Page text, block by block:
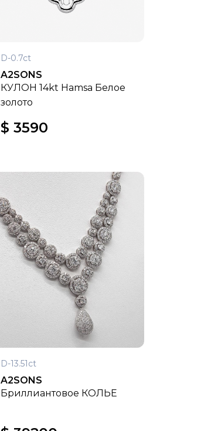
D-0.7ct
A2SONS
КУЛОН 14kt Hamsa Белое
золото
$ 3590
D-13.51ct
A2SONS
Бриллиантовое КОЛЬЕ